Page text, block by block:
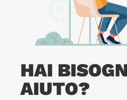
HAI
AIUTO?